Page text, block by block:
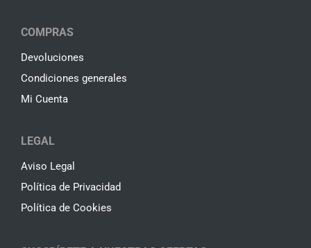
COMPRAS
Devoluciones
Condiciones generales
Mi Cuenta
LEGAL
Aviso Legal
Política de Privacidad
Política de Cookies